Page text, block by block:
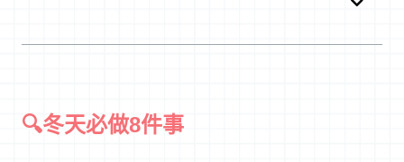
🔍冬天必做8件事